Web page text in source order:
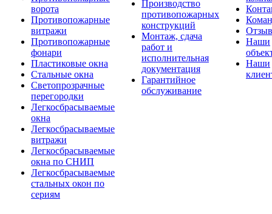
ворота
Противопожарные
витражи
Противопожарные
фонари
Пластиковые окна
Стальные окна
Светопрозрачные
перегородки
Легкосбрасываемые
окна
Легкосбрасываемые
витражи
Легкосбрасываемые
окна по СНИП
Легкосбрасываемые
стальных окон по
сериям
Производство
противопожарных
конструкций
Монтаж, сдача
работ и
исполнительная
документация
Гарантийное
обслуживание
Наши
Наши